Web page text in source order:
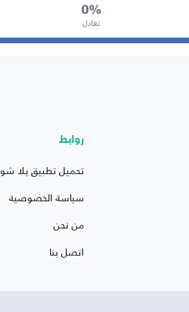
0%
تعادل
روابط
تحميل تطبيق يلا
سياسة الخصوصية
من نحن
اتصل بنا